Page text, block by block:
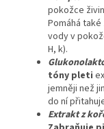
pokožce
Pomáhá
vody v
H, k).
tóny pleti
jemněji než
do ní
Extrakt z